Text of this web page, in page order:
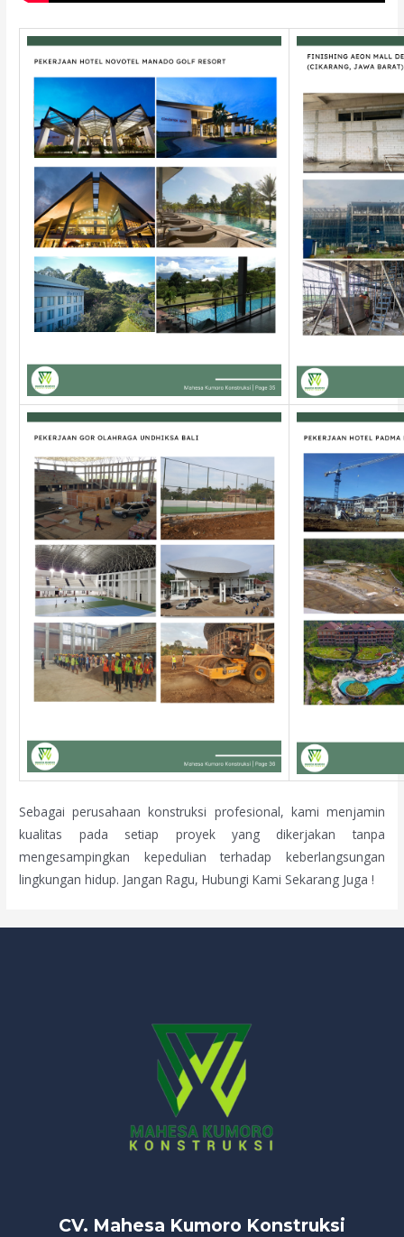
Sebagai perusahaan konstruksi profesional, kami menjamin
kualitas pada setiap proyek yang dikerjakan tanpa
mengesampingkan kepedulian terhadap keberlangsungan
lingkungan hidup. Jangan Ragu, Hubungi Kami Sekarang Juga !
CV. Mahesa Kumoro Konstruksi